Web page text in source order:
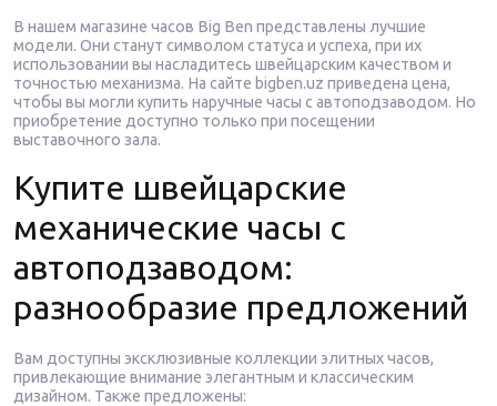
В нашем магазине часов Big Ben представлены лучшие
модели. Они станут символом статуса и успеха, при их
использовании вы насладитесь швейцарским качеством и
точностью механизма. На сайте bigben.uz приведена цена,
чтобы вы могли купить наручные часы с автоподзаводом. Но
приобретение доступно только при посещении
выставочного зала.
Купите швейцарские
механические часы с
автоподзаводом:
разнообразие предложений
Вам доступны эксклюзивные коллекции элитных часов,
привлекающие внимание элегантным и классическим
дизайном. Также предложены: